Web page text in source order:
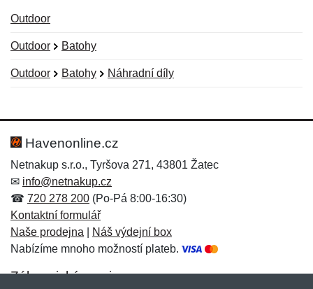
Outdoor
Outdoor Batohy
Outdoor Batohy Náhradní díly
Hodnocení:
Jméno: *
Jméno:
E-mail:*
Havenonline.cz
Netnakup s.r.o., Tyršova 271, 43801 Žatec
✉ info@netnakup.cz
☎ 720 278 200 (Po-Pá 8:00-16:30)
Kontaktní formulář
Naše prodejna
Náš výdejní box
Nabízíme mnoho možností plateb.
Zákaznický servis